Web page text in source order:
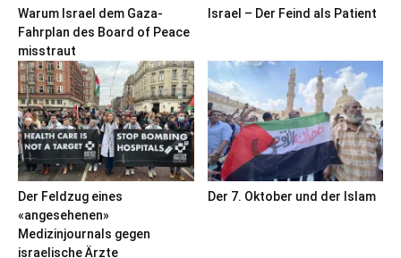
Warum Israel dem Gaza-
Fahrplan des Board of Peace
misstraut
Israel – Der Feind als Patient
Der Feldzug eines
«angesehenen»
Medizinjournals gegen
israelische Ärzte
Der 7. Oktober und der Islam